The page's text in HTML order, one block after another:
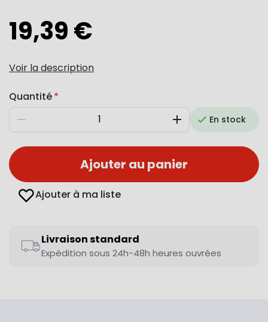
19,39 €
Voir la description
Quantité
Diminuer AugmenterEn stock
Ajouter au panier
Ajouter à ma liste
Livraison standard
Expédition sous 24h-48h heures ouvrées